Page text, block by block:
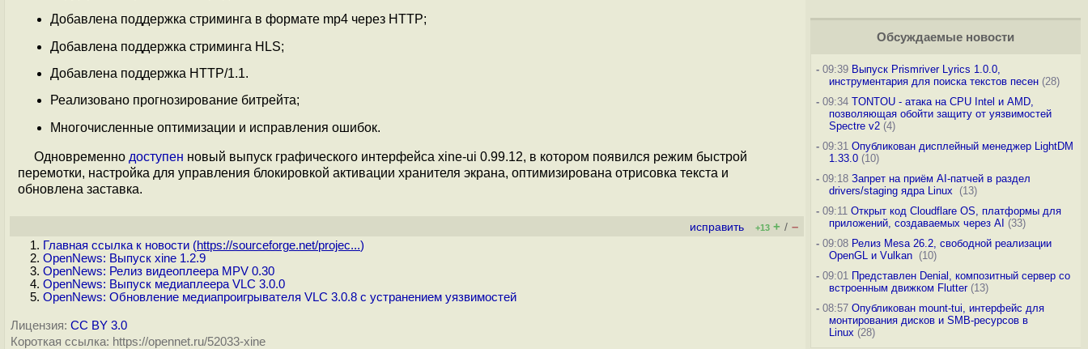
Добавлена поддержка стриминга в формате mp4 через HTTP;
Добавлена поддержка стриминга HLS;
Добавлена поддержка HTTP/1.1.
Реализовано прогнозирование битрейта;
Многочисленные оптимизации и исправления ошибок.
Одновременно доступен новый выпуск графического интерфейса xine-ui 0.99.12, в котором появился режим быстрой
перемотки, настройка для управления блокировкой активации хранителя экрана, оптимизирована отрисовка текста и
обновлена заставка.
исправить +13 + / –
Главная ссылка к новости (https://sourceforge.net/projec...)
OpenNews: Выпуск xine 1.2.9
OpenNews: Релиз видеоплеера MPV 0.30
OpenNews: Выпуск медиаплеера VLC 3.0.0
OpenNews: Обновление медиапроигрывателя VLC 3.0.8 с устранением уязвимостей
Лицензия: CC BY 3.0
Короткая ссылка: https://opennet.ru/52033-xine
Обсуждаемые новости
-09:39 Выпуск Prismriver Lyrics 1.0.0,
инструментария для поиска текстов песен(28)
-09:34 TONTOU - атака на CPU Intel и AMD,
позволяющая обойти защиту от уязвимостей
Spectre v2(4)
-09:31 Опубликован дисплейный менеджер LightDM
1.33.0(10)
-09:18 Запрет на приём AI-патчей в раздел
drivers/staging ядра Linux
(13)
-09:11 Открыт код Cloudflare OS, платформы для
приложений, создаваемых через AI (33)
-09:08 Релиз Mesa 26.2, свободной реализации
OpenGL и Vulkan (10)
-09:01 Представлен Denial, композитный сервер со
встроенным движком Flutter(13)
-08:57 Опубликован mount-tui, интерфейс для
монтирования дисков и SMB-ресурсов в
Linux (28)